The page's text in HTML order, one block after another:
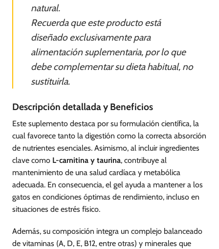
natural.
Recuerda que este producto está
diseñado exclusivamente para
alimentación suplementaria, por lo que
debe complementar su dieta habitual, no
sustituirla.
Descripción detallada y Beneficios
Este suplemento destaca por su formulación científica, la
cual favorece tanto la digestión como la correcta absorción
de nutrientes esenciales. Asimismo, al incluir ingredientes
clave como L-carnitina y taurina, contribuye al
mantenimiento de una salud cardíaca y metabólica
adecuada. En consecuencia, el gel ayuda a mantener a los
gatos en condiciones óptimas de rendimiento, incluso en
situaciones de estrés físico.
Además, su composición integra un complejo balanceado
de vitaminas (A, D, E, B12, entre otras) y minerales que